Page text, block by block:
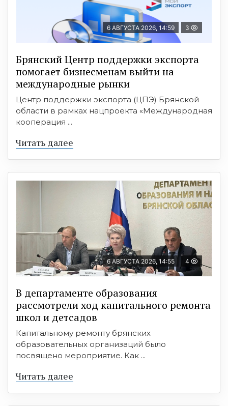
6 АВГУСТА 2026, 14:59 3
Брянский Центр поддержки экспорта
помогает бизнесменам выйти на
международные рынки
Центр поддержки экспорта (ЦПЭ) Брянской
области в рамках нацпроекта «Международная
кооперация ...
Читать далее
6 АВГУСТА 2026, 14:55 4
В департаменте образования
рассмотрели ход капитального ремонта
школ и детсадов
Капитальному ремонту брянских
образовательных организаций было
посвящено мероприятие. Как ...
Читать далее